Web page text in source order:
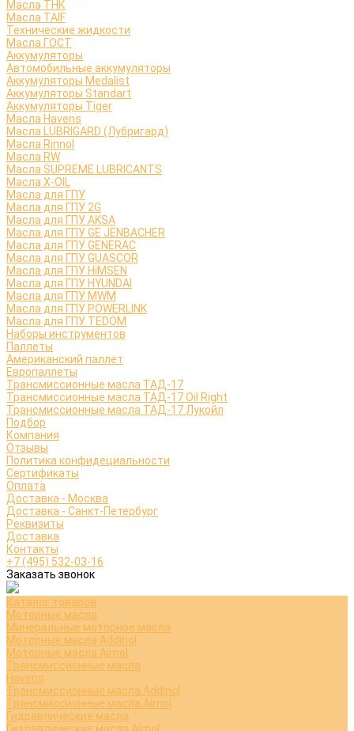
Масла ТНК
Масла TAIF
Технические жидкости
Масла ГОСТ
Аккумуляторы
Автомобильные аккумуляторы
Аккумуляторы Medalist
Аккумуляторы Standart
Аккумуляторы Tiger
Масла Havens
Масла LUBRIGARD (Лубригард)
Масла Rinnol
Масла RW
Масла SUPREME LUBRICANTS
Масла X-OIL
Масла для ГПУ
Масла для ГПУ 2G
Масла для ГПУ AKSA
Масла для ГПУ GE JENBACHER
Масла для ГПУ GENERAC
Масла для ГПУ GUASCOR
Масла для ГПУ HiMSEN
Масла для ГПУ HYUNDAI
Масла для ГПУ MWM
Масла для ГПУ POWERLINK
Масла для ГПУ TEDOM
Наборы инструментов
Паллеты
Американский паллет
Европаллеты
Трансмиссионные масла ТАД-17
Трансмиссионные масла ТАД-17 Oil Right
Трансмиссионные масла ТАД-17 Лукойл
Подбор
Компания
Отзывы
Политика конфидециальности
Сертификаты
Оплата
Доставка - Москва
Доставка - Санкт-Петербург
Реквизиты
Доставка
Контакты
+7 (495) 532-03-16
Заказать звонок
Каталог товаров
Моторные масла
Минеральные моторное масла
Моторные масла Addinol
Моторные масла Aimol
Трансмиссионные масла
Havens
Трансмиссионные масла Addinol
Трансмиссионные масла Aimol
Гидравлические масла